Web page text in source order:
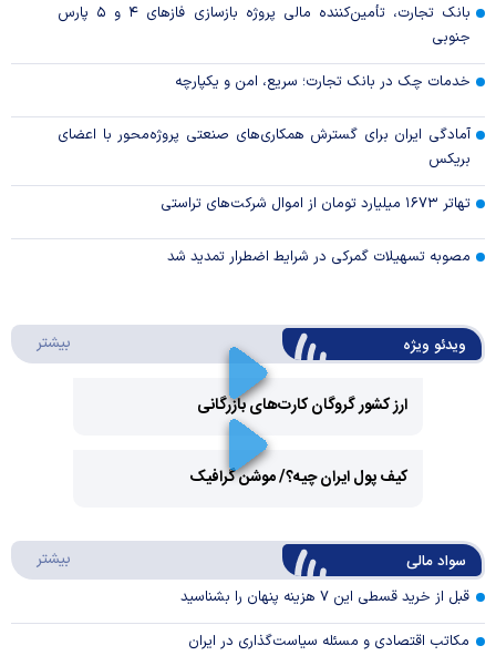
بانک تجارت، تأمین‌کننده مالی پروژه بازسازی فاز‌های ۴ و ۵ پارس
جنوبی
خدمات چک در بانک تجارت؛ سریع، امن و یکپارچه
آمادگی ایران برای گسترش همکاری‌های صنعتی پروژه‌محور با اعضای
بریکس
تهاتر ۱۶۷۳ میلیارد تومان از اموال شرکت‌های تراستی
مصوبه تسهیلات گمرکی در شرایط اضطرار تمدید شد
ویدئو ویژه بیشتر
ارز کشور گروگان کارت‌های بازرگانی
Video
کیف پول ایران چیه؟/ موشن گرافیک
سواد مالی بیشتر
قبل از خرید قسطی این ۷ هزینه پنهان را بشناسید
مکاتب اقتصادی و مسئله سیاست‌گذاری در ایران